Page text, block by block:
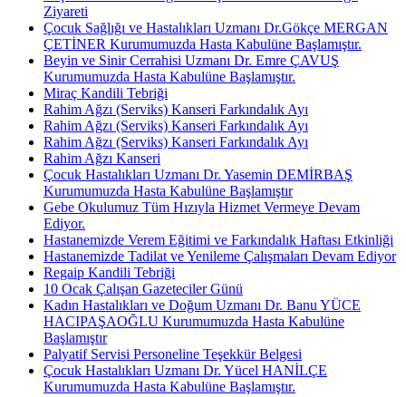
Ziyareti
Çocuk Sağlığı ve Hastalıkları Uzmanı Dr.Gökçe MERGAN
ÇETİNER Kurumumuzda Hasta Kabulüne Başlamıştır.
Beyin ve Sinir Cerrahisi Uzmanı Dr. Emre ÇAVUŞ
Kurumumuzda Hasta Kabulüne Başlamıştır.
Miraç Kandili Tebriği
Rahim Ağzı (Serviks) Kanseri Farkındalık Ayı
Rahim Ağzı (Serviks) Kanseri Farkındalık Ayı
Rahim Ağzı (Serviks) Kanseri Farkındalık Ayı
Rahim Ağzı Kanseri
Çocuk Hastalıkları Uzmanı Dr. Yasemin DEMİRBAŞ
Kurumumuzda Hasta Kabulüne Başlamıştır
Gebe Okulumuz Tüm Hızıyla Hizmet Vermeye Devam
Ediyor.
Hastanemizde Verem Eğitimi ve Farkındalık Haftası Etkinliği
Hastanemizde Tadilat ve Yenileme Çalışmaları Devam Ediyor
Regaip Kandili Tebriği
10 Ocak Çalışan Gazeteciler Günü
Kadın Hastalıkları ve Doğum Uzmanı Dr. Banu YÜCE
HACIPAŞAOĞLU Kurumumuzda Hasta Kabulüne
Başlamıştır
Palyatif Servisi Personeline Teşekkür Belgesi
Çocuk Hastalıkları Uzmanı Dr. Yücel HANİLÇE
Kurumumuzda Hasta Kabulüne Başlamıştır.